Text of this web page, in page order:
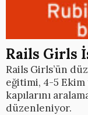
Rails Girls
Rails Girls’ün
eğitimi, 4-5 Ekim
kapılarını
düzenleniyor.